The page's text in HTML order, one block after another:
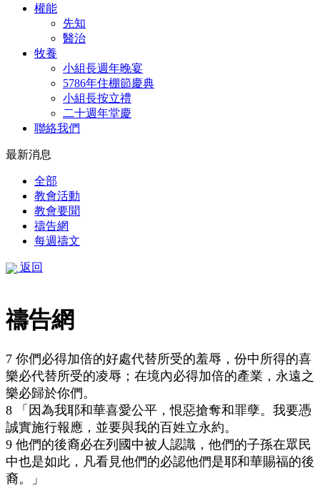
權能
先知
醫治
牧養
小組長週年晚宴
5786年住棚節慶典
小組長按立禮
二十週年堂慶
聯絡我們
最新消息
全部
教會活動
教會要聞
禱告網
每週禱文
返回
禱告網
7 你們必得加倍的好處代替所受的羞辱，份中所得的喜
樂必代替所受的凌辱；在境內必得加倍的產業，永遠之
樂必歸於你們。
8 「因為我耶和華喜愛公平，恨惡搶奪和罪孽。我要憑
誠實施行報應，並要與我的百姓立永約。
9 他們的後裔必在列國中被人認識，他們的子孫在眾民
中也是如此，凡看見他們的必認他們是耶和華賜福的後
裔。」